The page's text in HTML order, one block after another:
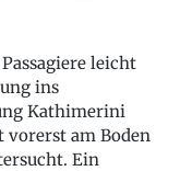
leicht
ins
Kathimerini
vorerst am Boden
Ein